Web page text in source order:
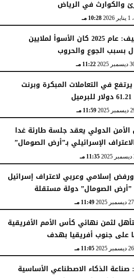
والكوارث في الرياض
10:28 مـ
يونيسيف: عام 2025 كان الأسوأ لملايين
بسبب الجوع والحروب
11:22 مـ
في التعاملات المبكرة وبرنت
11:59 مـ
الدولي يعقد جلسة طارئة غدا
الإسرائيلي بـ”أرض الصومال”
11:35 مـ
إسلامي وعربي لاعتراف إسرائيل
”أرض الصومال” دولة مستقلة
11:49 مـ
لثمن نهائي كأس الأمم الأفريقية
على جنوب أفريقيا بهدف
11:05 مـ
صناعة الذكاء الاصطناعي الأساسية